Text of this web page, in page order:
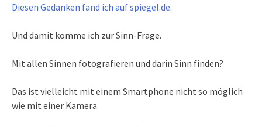
Diesen Gedanken fand ich auf spiegel.de.
Und damit komme ich zur Sinn-Frage.
Mit allen Sinnen fotografieren und darin Sinn finden?
Das ist vielleicht mit einem Smartphone nicht so möglich
wie mit einer Kamera.